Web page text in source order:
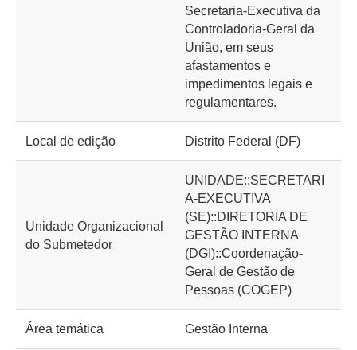
Secretaria-Executiva da
Controladoria-Geral da
União, em seus
afastamentos e
impedimentos legais e
regulamentares.
Local de edição Distrito Federal (DF)
Unidade Organizacional
do Submetedor
UNIDADE::SECRETARI
A-EXECUTIVA
(SE)::DIRETORIA DE
GESTÃO INTERNA
(DGI)::Coordenação-
Geral de Gestão de
Pessoas (COGEP)
Área temática Gestão Interna